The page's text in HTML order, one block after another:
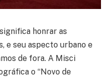
honrar as
e seu aspecto urbano e
de fora. A Misci
o “Novo de